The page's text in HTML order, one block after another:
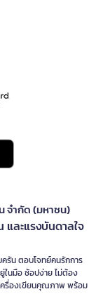
จำกัด (มหาชน)
และแรงบันดาลใจ
รัน ตอบโจทย์คนรักการ
ในมือ ช้อปง่าย ไม่ต้อง
ครื่องเขียนคุณภาพ พร้อม